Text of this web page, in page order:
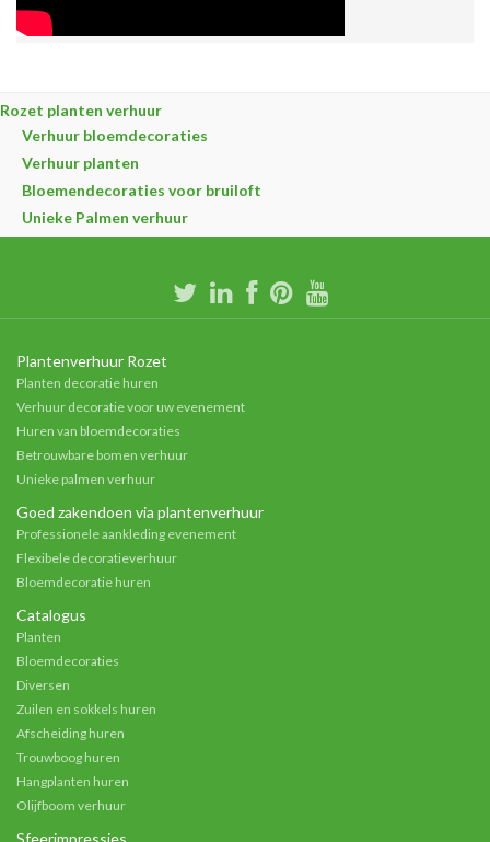
Rozet planten verhuur
Verhuur bloemdecoraties
Verhuur planten
Bloemendecoraties voor bruiloft
Unieke Palmen verhuur
Plantenverhuur Rozet
Planten decoratie huren
Verhuur decoratie voor uw evenement
Huren van bloemdecoraties
Betrouwbare bomen verhuur
Unieke palmen verhuur
Goed zakendoen via plantenverhuur
Professionele aankleding evenement
Flexibele decoratieverhuur
Bloemdecoratie huren
Catalogus
Planten
Bloemdecoraties
Diversen
Zuilen en sokkels huren
Afscheiding huren
Trouwboog huren
Hangplanten huren
Olijfboom verhuur
Sfeerimpressies